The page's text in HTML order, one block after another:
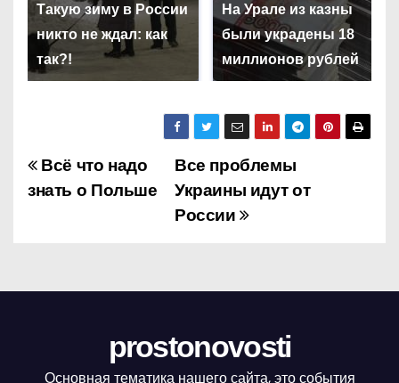
Такую зиму в России
никто не ждал: как
так?!
На Урале из казны
были украдены 18
миллионов рублей
Н
и
Все проблемы
Украины идут от
России
Всё что надо
знать о Польше
prostonovosti
Основная тематика нашего сайта, это события